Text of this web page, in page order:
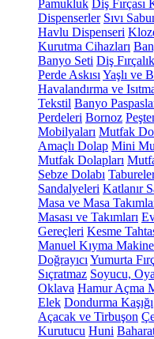
Pamukluk Diş Fırçası
Dispenserler Sıvı
Havlu Dispenseri
Kurutma Cihazları
Banyo Seti Diş Fırçalık
Perde Askısı Yaşlı ve
Havalandırma ve
Tekstil Banyo
Perdeleri Bornoz
Mobilyaları Mutfak
Amaçlı Dolap Mini
Mutfak Dolapları
Sebze Dolabı
Sandalyeleri Katlanır
Masa ve Masa
Masası ve Takımları
Gereçleri Kesme
Manuel Kıyma
Doğrayıcı Yumurta
Sıçratmaz Soyucu,
Oklava Hamur Açma
Elek Dondurma Kaşığı
Açacak ve Tirbuşon
Kurutucu Huni